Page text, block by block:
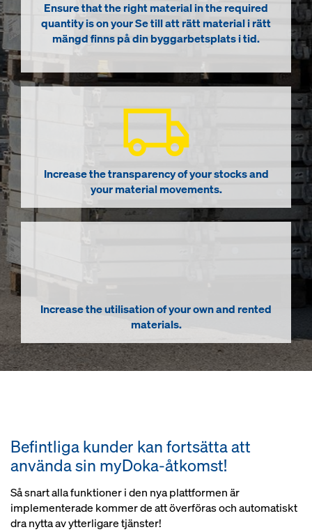
Ensure that the right material in the required
quantity is on your Se till att rätt material i rätt
mängd finns på din byggarbetsplats i tid.
Increase the transparency of your stocks and
your material movements.
Increase the utilisation of your own and rented
materials.
Befintliga kunder kan fortsätta att
använda sin myDoka-åtkomst!
Så snart alla funktioner i den nya plattformen är
implementerade kommer de att överföras och automatiskt
dra nytta av ytterligare tjänster!